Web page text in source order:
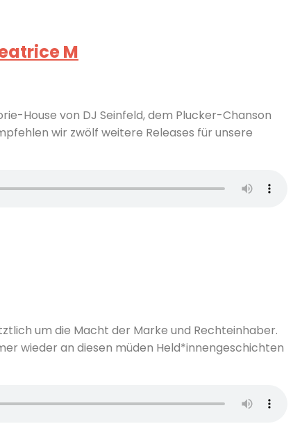
M
House von DJ Seinfeld, dem Plucker-Chanson
wir zwölf weitere Releases für unsere
um die Macht der Marke und Rechteinhaber.
wieder an diesen müden Held*innengeschichten